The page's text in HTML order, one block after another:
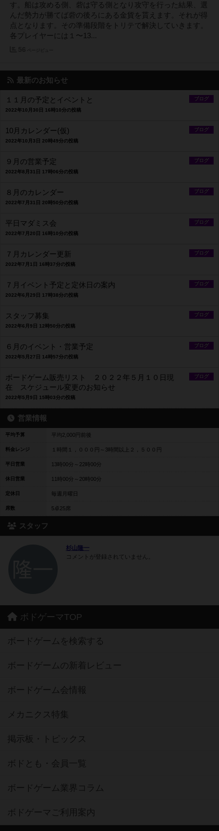
す。船は攻める側、砦は守る側となり攻守を行った結果、選
んだ勢力が勝てば砦の後ろにある金貨を貰えます。それが得
点となります。その準備段階をトリテで解決していきます。
各プレイヤーには１〜13...
最新のお知らせ
ブログ
１１月の予定とイベントと
2022年10月30日 16時10分の投稿
ブログ
10月カレンダー(仮)
2022年10月3日 20時49分の投稿
ブログ
９月の営業予定
2022年8月31日 17時06分の投稿
ブログ
８月のカレンダー
2022年7月31日 20時50分の投稿
ブログ
平日マダミス会
2022年7月20日 16時10分の投稿
ブログ
７月カレンダー更新
2022年7月1日 16時37分の投稿
ブログ
７月イベント予定と定休日の案内
2022年6月29日 17時38分の投稿
ブログ
スタッフ募集
2022年6月9日 12時50分の投稿
ブログ
６月のイベント・営業予定
2022年5月27日 14時57分の投稿
ブログ
ボードゲーム販売リスト ２０２２年５月１０日現
在 スケジュール変更のお知らせ
2022年5月9日 15時03分の投稿
営業情報
平均予算 平均2,000円前後
料金レンジ １時間１，０００円～3時間以上２，５００円
平日営業 13時00分～22時00分
休日営業 11時00分～20時00分
定休日 毎週月曜日
席数 5卓25席
スタッフ
杉山隆一
コメントが登録されていません。
ボドゲーマTOP
ボードゲームを検索する
ボードゲームの新着レビュー
ボードゲーム会情報
メカニクス特集
掲示板・トピックス
ボドとも・会員一覧
ボードゲーム業界コラム
ボドゲーマご利用案内